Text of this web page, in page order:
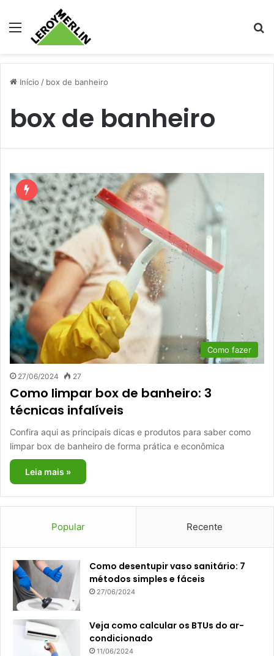
Menu
Início / box de banheiro
box de banheiro
Como fazer
27/06/2024 27
Como limpar box de banheiro: 3
técnicas infalíveis
Confira aqui as principais dicas e produtos para saber como
limpar box de banheiro de forma prática e econômica
Leia mais »
Popular Recente
Como desentupir vaso sanitário: 7
métodos simples e fáceis
27/06/2024
Veja como calcular os BTUs do ar-
condicionado
11/06/2024